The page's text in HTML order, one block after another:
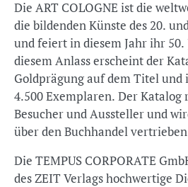
Die ART COLOGNE ist die
die bildenden Künste des 20.
und feiert in diesem Jahr ihr
diesem Anlass erscheint der
Goldprägung auf dem Titel
4.500 Exemplaren. Der Katalog
Besucher und Aussteller und
über den Buchhandel
Die TEMPUS CORPORATE
des ZEIT Verlags hochwertige